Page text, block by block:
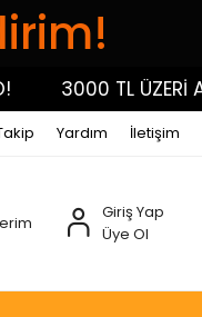
3000 TL ÜZERİ
Yardım İletişim
Giriş Yap
Üye Ol